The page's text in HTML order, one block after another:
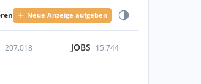
Neue Anzeige aufgeben
207.018 JOBS 15.744